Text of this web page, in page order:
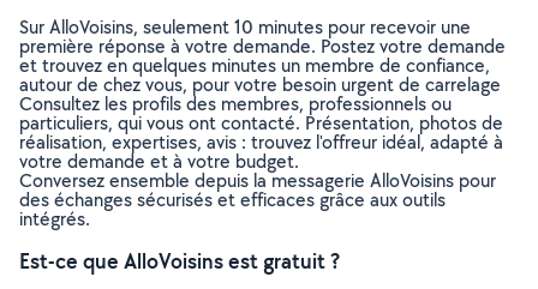
Sur AlloVoisins, seulement 10 minutes pour recevoir une
première réponse à votre demande. Postez votre demande
et trouvez en quelques minutes un membre de confiance,
autour de chez vous, pour votre besoin urgent de carrelage
Consultez les profils des membres, professionnels ou
particuliers, qui vous ont contacté. Présentation, photos de
réalisation, expertises, avis : trouvez l'offreur idéal, adapté à
votre demande et à votre budget.
Conversez ensemble depuis la messagerie AlloVoisins pour
des échanges sécurisés et efficaces grâce aux outils
intégrés.
Est-ce que AlloVoisins est gratuit ?